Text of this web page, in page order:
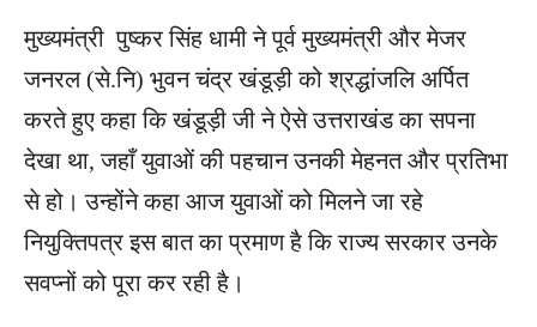
मुख्यमंत्री पुष्कर सिंह धामी ने पूर्व मुख्यमंत्री और मेजर
जनरल (से.नि) भुवन चंद्र खंडूड़ी को श्रद्धांजलि अर्पित
करते हुए कहा कि खंडूड़ी जी ने ऐसे उत्तराखंड का सपना
देखा था, जहाँ युवाओं की पहचान उनकी मेहनत और प्रतिभा
से हो। उन्होंने कहा आज युवाओं को मिलने जा रहे
नियुक्तिपत्र इस बात का प्रमाण है कि राज्य सरकार उनके
सवप्नों को पूरा कर रही है।